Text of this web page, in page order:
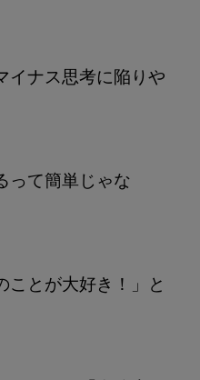
イナス思考に陥りや
って簡単じゃな
ことが大好き！」と